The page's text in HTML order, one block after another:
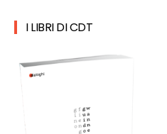
I LIBRI DI CDT